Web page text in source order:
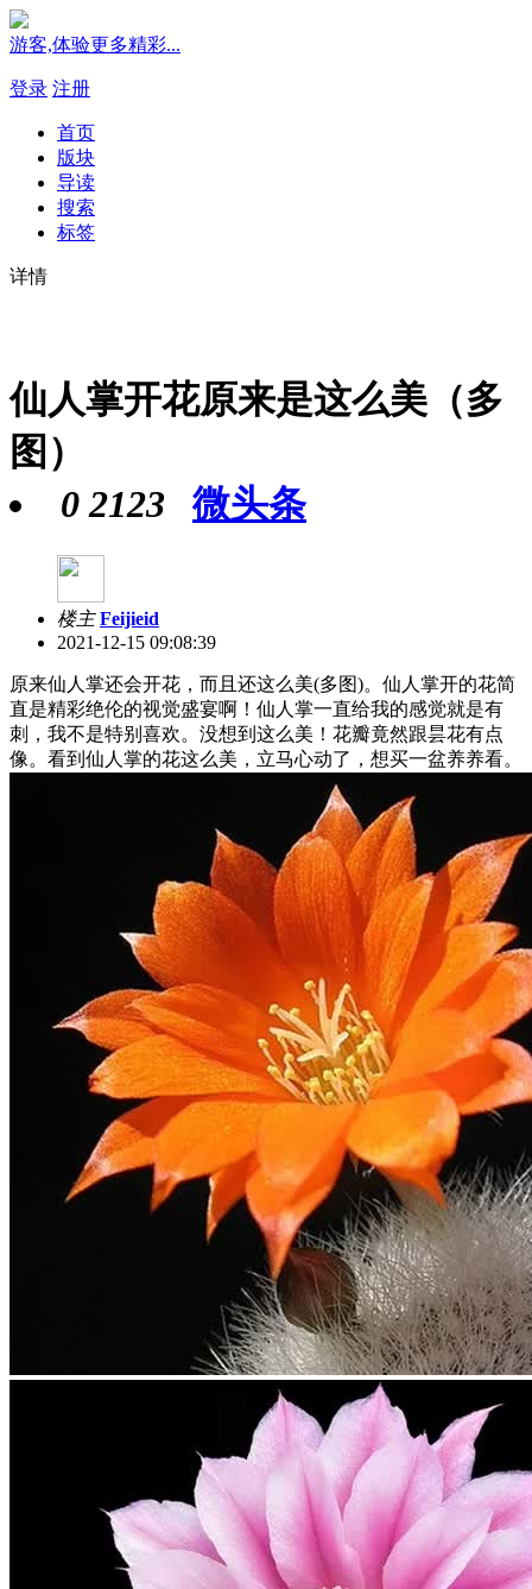
游客,体验更多精彩...
登录 注册
首页
版块
导读
搜索
标签
详情
仙人掌开花原来是这么美（多
图）
0 2123 微头条
楼主 Feijieid
2021-12-15 09:08:39
原来仙人掌还会开花，而且还这么美(多图)。仙人掌开的花简
直是精彩绝伦的视觉盛宴啊！仙人掌一直给我的感觉就是有
刺，我不是特别喜欢。没想到这么美！花瓣竟然跟昙花有点
像。看到仙人掌的花这么美，立马心动了，想买一盆养养看。